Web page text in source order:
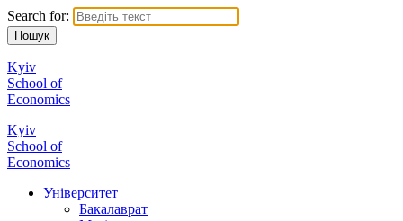
Search for:
Kyiv
School of
Economics
Kyiv
School of
Economics
Університет
Бакалаврат